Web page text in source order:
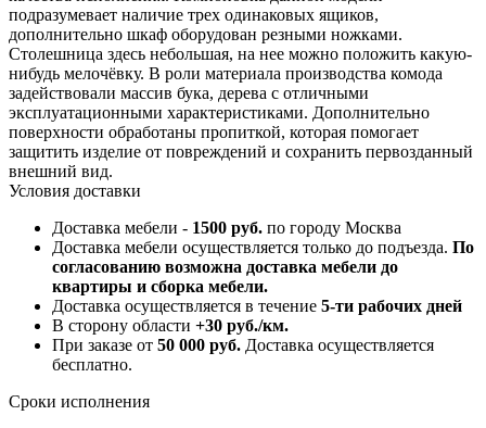
подразумевает наличие трех одинаковых ящиков,
дополнительно шкаф оборудован резными ножками.
Столешница здесь небольшая, на нее можно положить какую-
нибудь мелочёвку. В роли материала производства комода
задействовали массив бука, дерева с отличными
эксплуатационными характеристиками. Дополнительно
поверхности обработаны пропиткой, которая помогает
защитить изделие от повреждений и сохранить первозданный
внешний вид.
Условия доставки
Доставка мебели - 1500 руб. по городу Москва
Доставка мебели осуществляется только до подъезда. По
согласованию возможна доставка мебели до
квартиры и сборка мебели.
Доставка осуществляется в течение 5-ти рабочих дней
В сторону области +30 руб./км.
При заказе от 50 000 руб. Доставка осуществляется
бесплатно.
Сроки исполнения